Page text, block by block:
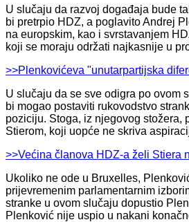
U slučaju da razvoj događaja bude
bi pretrpio HDZ, a poglavito Andrej
na europskim, kao i svrstavanjem
koji se moraju održati najkasnije u
>>Plenkovićeva "unutarpartijska
U slučaju da se sve odigra po ovom
bi mogao postaviti rukovodstvo
poziciju. Stoga, iz njegovog stožera,
Stierom, koji uopće ne skriva
>>Većina članova HDZ-a želi Stiera
Ukoliko ne ode u Bruxelles,
prijevremenim parlamentarnim
stranke u ovom slučaju dopustio
Plenković nije uspio u nakani